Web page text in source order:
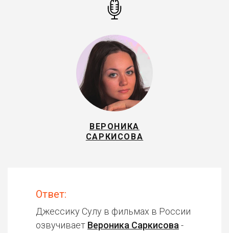
ВЕРОНИКА
САРКИСОВА
Ответ:
Джессику Сулу в фильмах в России
озвучивает Вероника Саркисова -